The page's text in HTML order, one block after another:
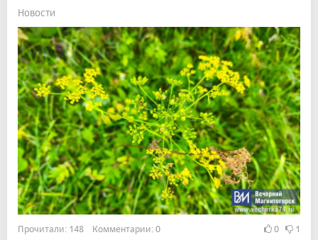
Новости
Прочитали: 148 Комментарии: 0 0 1